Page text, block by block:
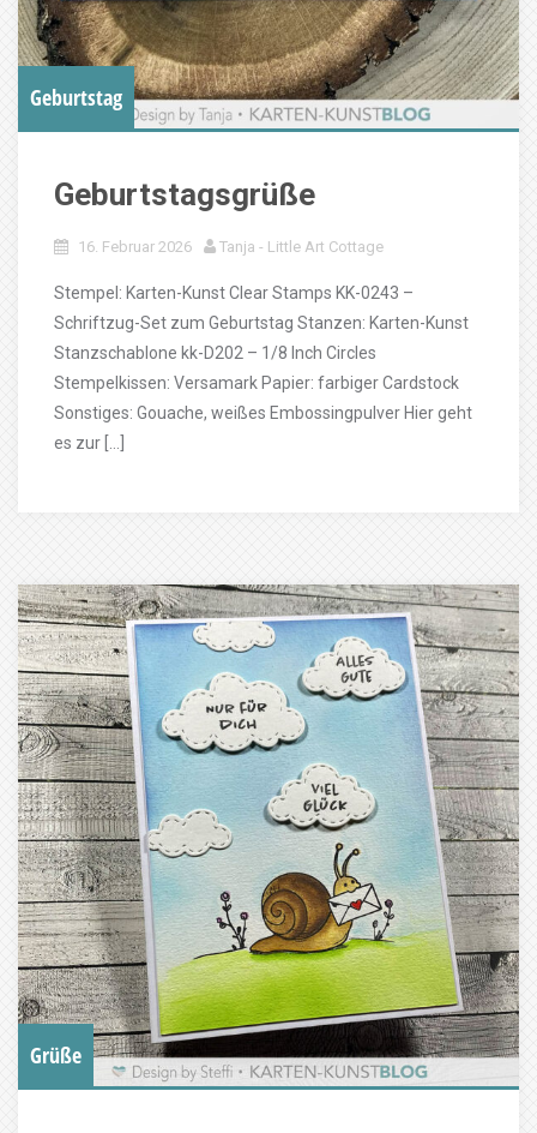
Geburtstag
Geburtstagsgrüße
16. Februar 2026 Tanja - Little Art Cottage
Stempel: Karten-Kunst Clear Stamps KK-0243 –
Schriftzug-Set zum Geburtstag Stanzen: Karten-Kunst
Stanzschablone kk-D202 – 1/8 Inch Circles
Stempelkissen: Versamark Papier: farbiger Cardstock
Sonstiges: Gouache, weißes Embossingpulver Hier geht
es zur […]
Grüße